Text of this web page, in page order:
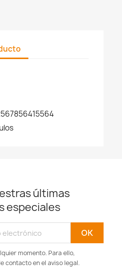
últimas
especiales
momento. Para ello,
contacto en el aviso legal.